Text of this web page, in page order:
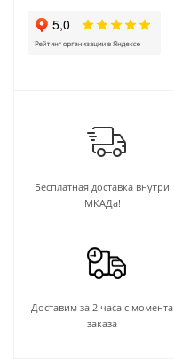
Бесплатная доставка внутри
МКАДа!
Доставим за 2 часа с момента
заказа